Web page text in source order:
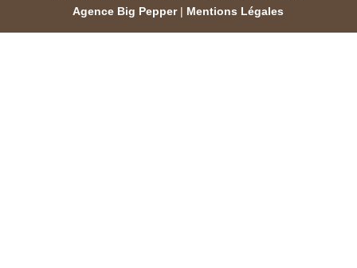
Agence Big Pepper| Mentions Légales